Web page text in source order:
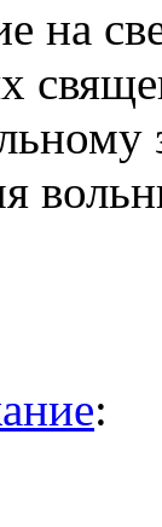
на
: